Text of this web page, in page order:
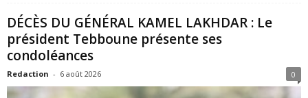
DÉCÈS DU GÉNÉRAL KAMEL LAKHDAR : Le
président Tebboune présente ses
condoléances
Redaction - 6 août 2026 0